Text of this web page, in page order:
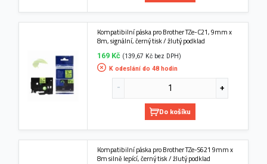
Kompatibilní páska pro Brother TZe-C21, 9mm x
8m, signální, černý tisk / žlutý podklad
169 Kč (139,67 Kč bez DPH)
K odeslání do 48 hodin
Do košíku
Kompatibilní páska pro Brother TZe-S621 9mm x
8m silně lepící, černý tisk / žlutý podklad